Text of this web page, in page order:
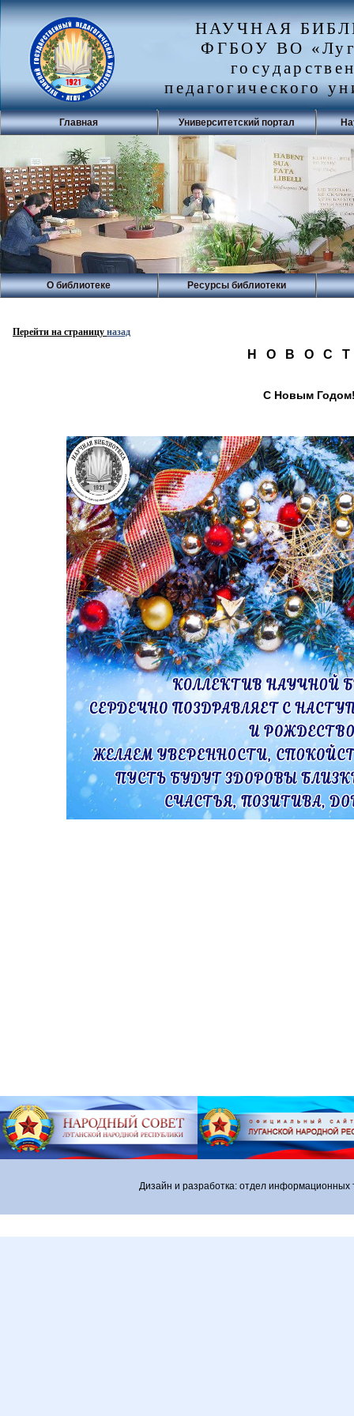
НАУЧНАЯ
ФГБОУ ВО
педагогического
Главная Университетский портал
О библиотеке Ресурсы библиотеки
Перейти на страницу назад
Н О В О С
С Новым
Дизайн и разработка: отдел информационных